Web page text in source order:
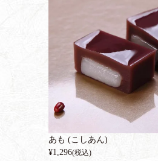
あも (こしあん)
¥1,296(税込)